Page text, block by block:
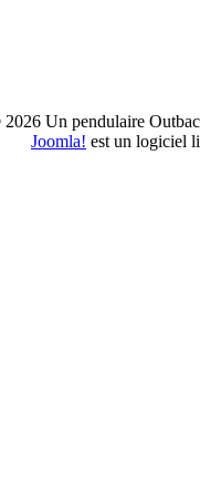
Un pendulaire
Joomla! est un logiciel